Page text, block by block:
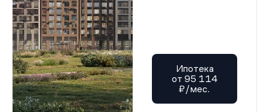
Ипотека
от 95 114
₽/мес.